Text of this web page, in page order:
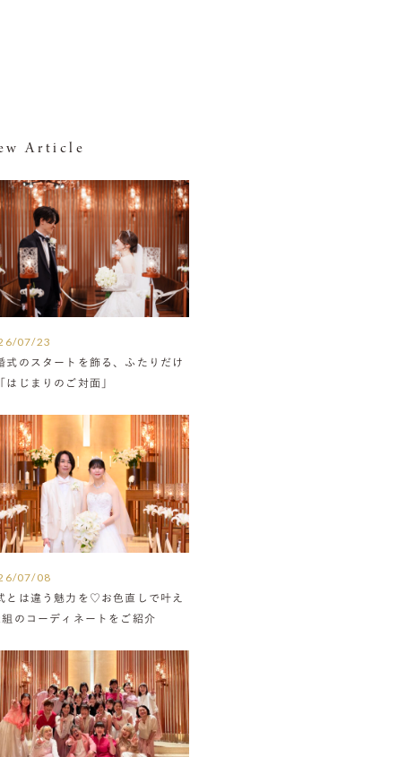
Article
07/23
式のスタートを飾る、ふたりだけ
はじまりのご対面」
07/08
とは違う魅力を♡お色直しで叶え
のコーディネートをご紹介